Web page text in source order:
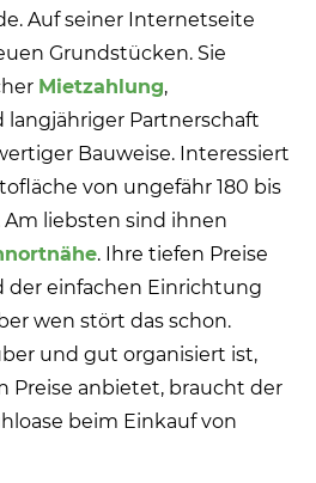
Auf seiner Internetseite
Grundstücken. Sie
Mietzahlung,
langjähriger Partnerschaft
Bauweise. Interessiert
von ungefähr 180 bis
liebsten sind ihnen
. Ihre tiefen Preise
der einfachen Einrichtung
wen stört das schon.
und gut organisiert ist,
Preise anbietet, braucht der
beim Einkauf von